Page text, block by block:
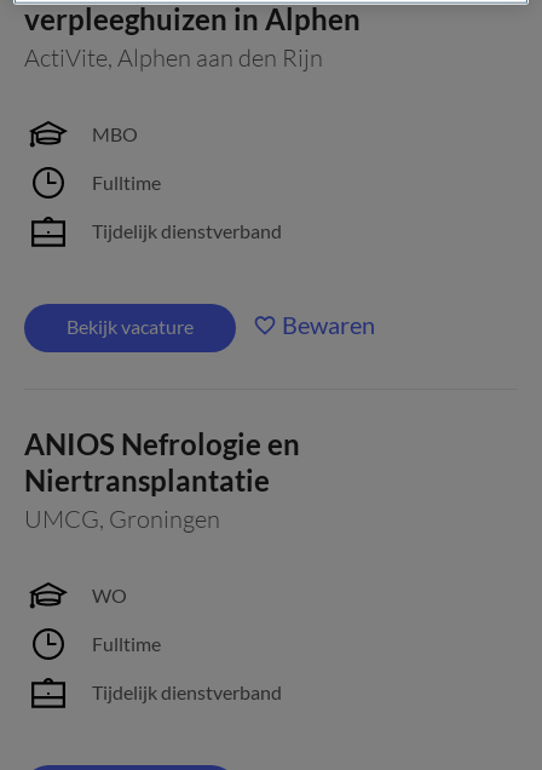
verpleeghuizen in Alphen
ActiVite, Alphen aan den Rijn
MBO
Fulltime
Tijdelijk dienstverband
Bekijk vacature Bewaren
ANIOS Nefrologie en
Niertransplantatie
UMCG, Groningen
WO
Fulltime
Tijdelijk dienstverband